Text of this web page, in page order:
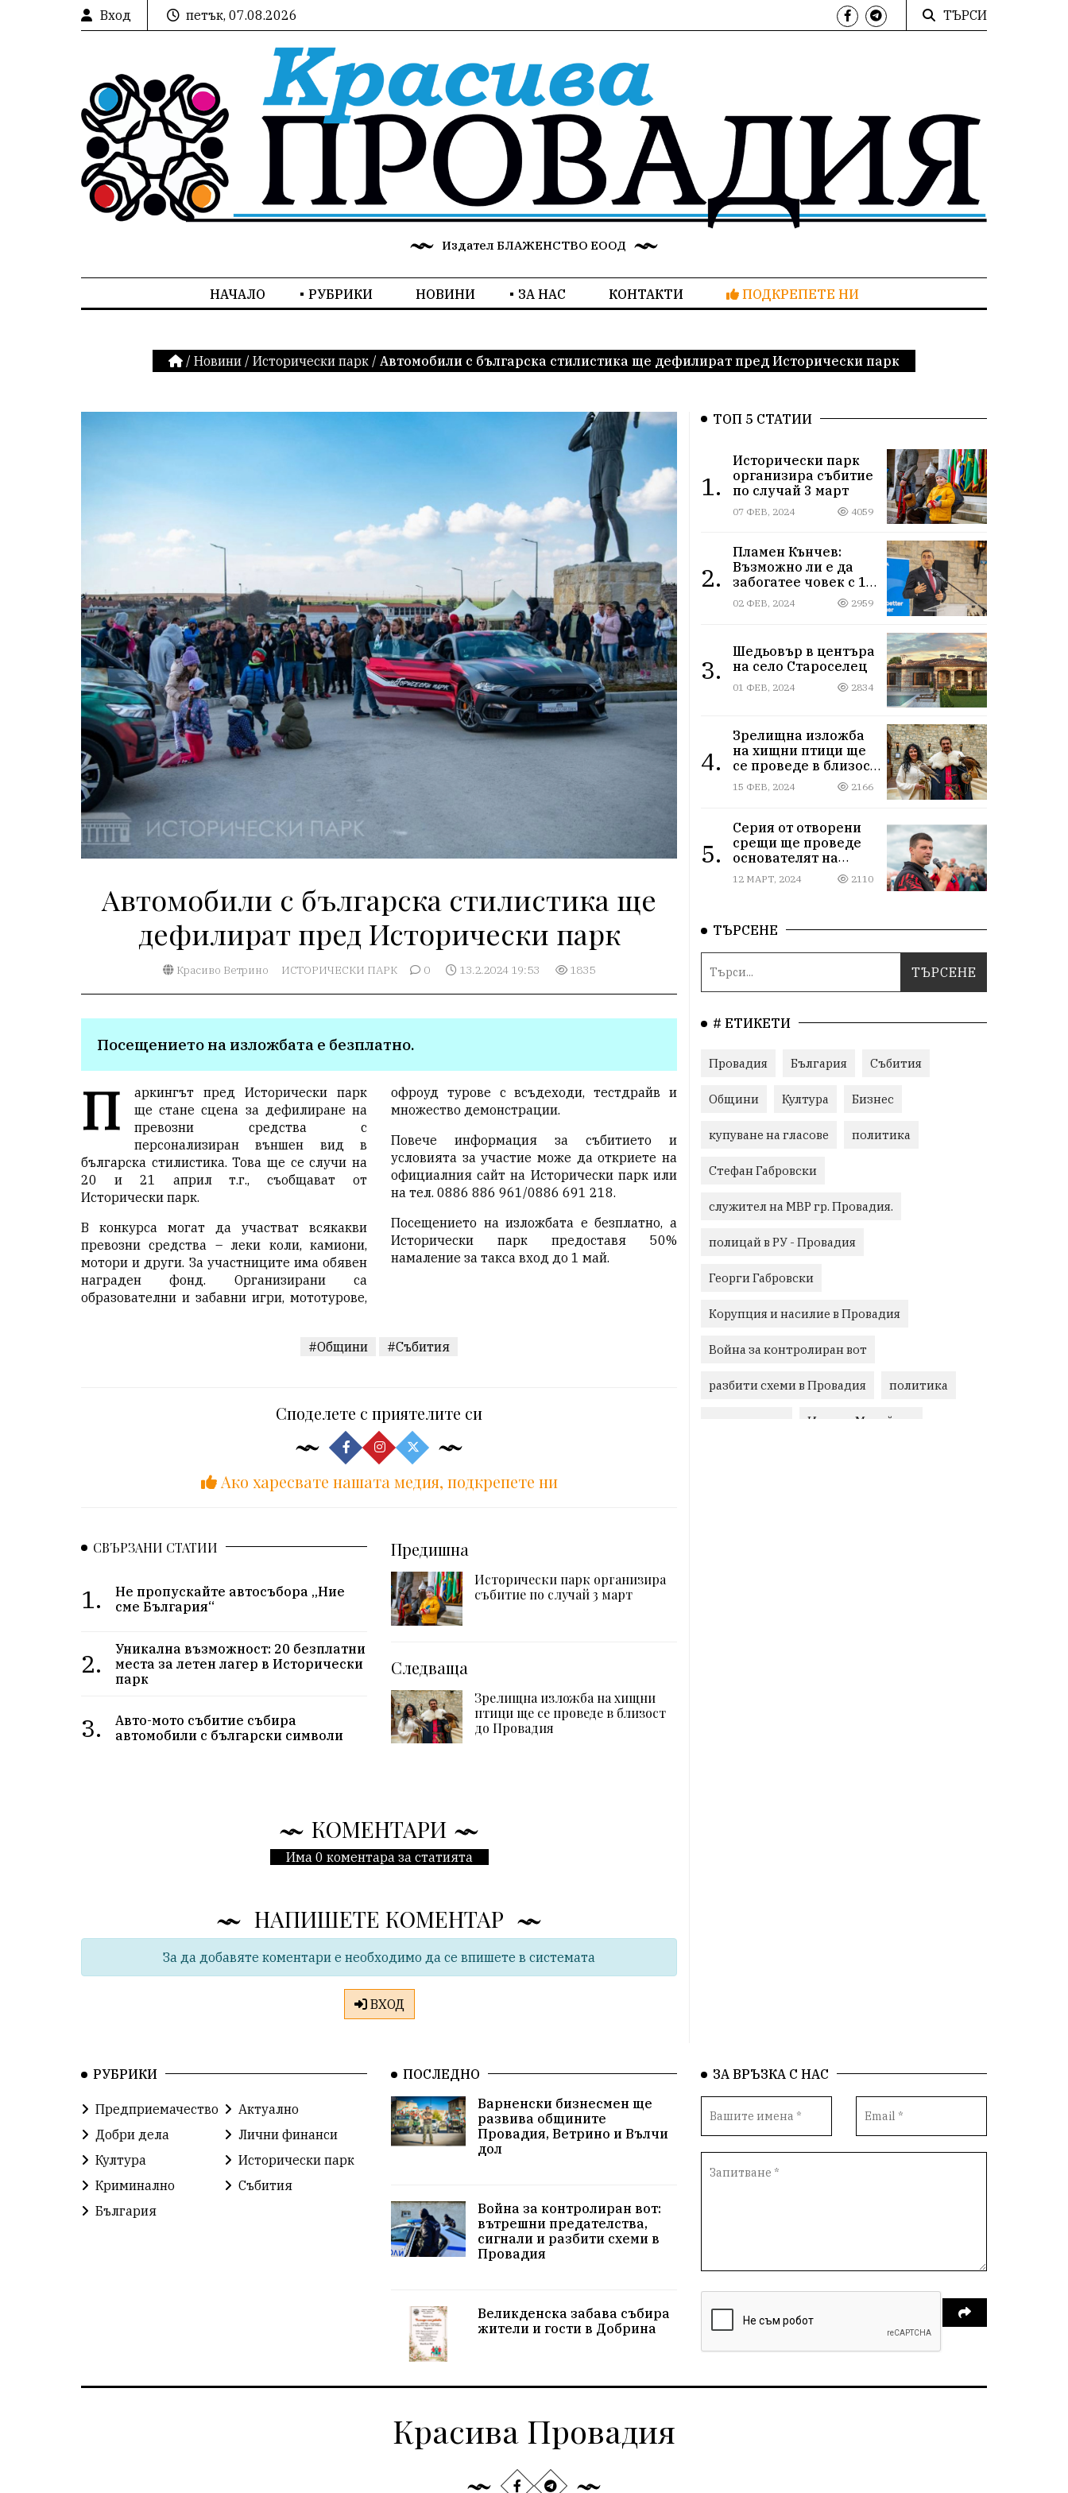
Вход петък, 07.08.2026 ТЪРСИ
Издател БЛАЖЕНСТВО ЕООД
НАЧАЛО РУБРИКИ НОВИНИ ЗА НАС КОНТАКТИ ПОДКРЕПЕТЕ НИ
/ Новини / Исторически парк / Автомобили с българска стилистика ще дефилират пред Исторически парк
Автомобили с българска стилистика ще
дефилират пред Исторически парк
Красиво Ветрино ИСТОРИЧЕСКИ ПАРК 0 13.2.2024 19:53 1835
П аркингът пред Исторически парк
ще стане сцена за дефилиране на
превозни средства с
персонализиран външен вид в
българска стилистика. Това ще се случи на
20 и 21 април т.г., съобщават от
Исторически парк.
В конкурса могат да участват всякакви
превозни средства – леки коли, камиони,
мотори и други. За участниците има обявен
награден фонд. Организирани са
образователни и забавни игри, мототурове,
офроуд турове с всъдеходи, тестдрайв и
множество демонстрации.
Повече информация за събитието и
условията за участие може да откриете на
официалния сайт на Исторически парк или
на тел. 0886 886 961/0886 691 218.
Посещението на изложбата е безплатно, а
Исторически парк предоставя 50%
намаление за такса вход до 1 май.
#Общини #Събития
Споделете с приятелите си
Ако харесвате нашата медия, подкрепете ни
СВЪРЗАНИ СТАТИИ
1.
Не пропускайте автосъбора „Ние
сме България“
2.
Уникална възможност: 20 безплатни
места за летен лагер в Исторически
парк
3.
Авто-мото събитие събира
автомобили с български символи
Предишна
Исторически парк организира
събитие по случай 3 март
Следваща
Зрелищна изложба на хищни
птици ще се проведе в близост
до Провадия
КОМЕНТАРИ
Има 0 коментара за статията
НАПИШЕТЕ КОМЕНТАР
За да добавяте коментари е необходимо да се впишете в системата
ВХОД
ТОП 5 СТАТИИ
1.
Исторически парк
организира събитие
по случай 3 март
07 ФЕВ, 2024 4059
2.
Пламен Кънчев:
Възможно ли е да
забогатее човек с 1
000 лева доход?
02 ФЕВ, 2024 2959
3.
Шедьовър в центъра
на село Староселец
01 ФЕВ, 2024 2834
4.
Зрелищна изложба
на хищни птици ще
се проведе в близост
до Провадия
15 ФЕВ, 2024 2166
5.
Серия от отворени
срещи ще проведе
основателят на
Исторически парк
12 МАРТ, 2024 2110
ТЪРСЕНЕ
# ЕТИКЕТИ
Провадия България Събития
Общини Култура Бизнес
купуване на гласове политика
Стефан Габровски
служител на МВР гр. Провадия.
полицай в РУ - Провадия
Георги Габровски
Корупция и насилие в Провадия
Война за контролиран вот
разбити схеми в Провадия политика
Ивелин Михайлов
с. Добрина Финанси Книги
Туризъм
РУБРИКИ
Предприемачество
Актуално
Добри дела
Лични финанси
Култура
Исторически парк
Криминално
Събития
България
ПОСЛЕДНО
Варненски бизнесмен ще
развива общините
Провадия, Ветрино и Вълчи
дол
Война за контролиран вот:
вътрешни предателства,
сигнали и разбити схеми в
Провадия
Великденска забава събира
жители и гости в Добрина
ЗА ВРЪЗКА С НАС
Красива Провадия